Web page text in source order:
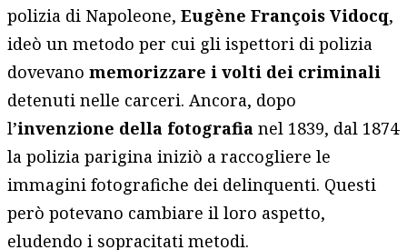
polizia di Napoleone,Eugène François Vidocq,
ideò un metodo per cui gli ispettori di polizia
dovevanomemorizzare i volti dei criminali
detenuti nelle carceri. Ancora, dopo
l’invenzione della fotografia nel 1839, dal 1874
la polizia parigina iniziò a raccogliere le
immagini fotografiche dei delinquenti. Questi
però potevano cambiare il loro aspetto,
eludendo i sopracitati metodi.